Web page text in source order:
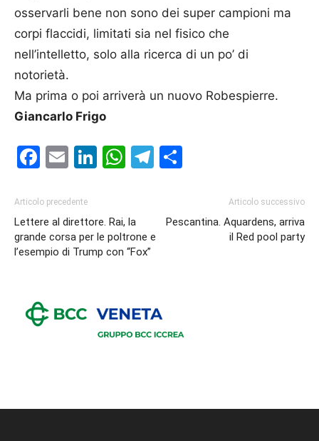
osservarli bene non sono dei super campioni ma
corpi flaccidi, limitati sia nel fisico che
nell’intelletto, solo alla ricerca di un po’ di
notorietà.
Ma prima o poi arriverà un nuovo Robespierre.
Giancarlo Frigo
Facebook
EmailLinkedIn
WhatsApp
Telegram
Articolo precedente
Lettere al direttore. Rai, la
grande corsa per le poltrone e
l’esempio di Trump con “Fox”
Articolo successivo
Pescantina. Aquardens, arriva
il Red pool party